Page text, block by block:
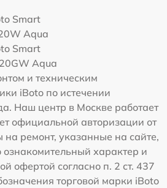
Smart
Aqua
Smart
Aqua
и техническим
iBoto по истечении
Наш центр в Москве работает
официальной авторизации от
ремонт, указанные на сайте,
ознакомительный характер и
офертой согласно п. 2 ст. 437
торговой марки iBoto